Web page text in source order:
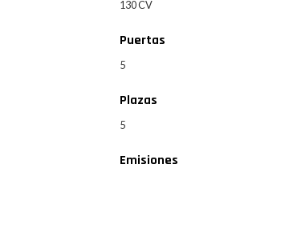
130 CV
Puertas
5
Plazas
5
Emisiones